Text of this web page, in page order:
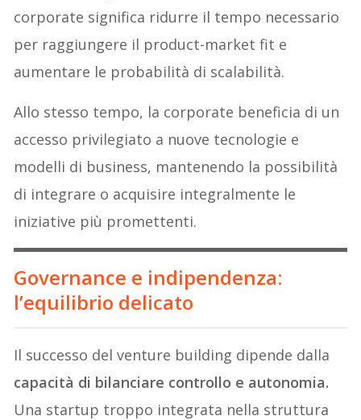
corporate significa ridurre il tempo necessario
per raggiungere il product-market fit e
aumentare le probabilità di scalabilità.
Allo stesso tempo, la corporate beneficia di un
accesso privilegiato a nuove tecnologie e
modelli di business, mantenendo la possibilità
di integrare o acquisire integralmente le
iniziative più promettenti.
Governance e indipendenza:
l’equilibrio delicato
Il successo del venture building dipende dalla
capacità di bilanciare controllo e autonomia.
Una startup troppo integrata nella struttura